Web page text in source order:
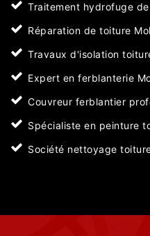
Traitement hydrofuge
Réparation de toiture
Travaux d'isolation
Expert en ferblanterie
Couvreur ferblantier
Spécialiste en peinture
Société nettoyage